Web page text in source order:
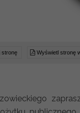
Wyświetl stronę